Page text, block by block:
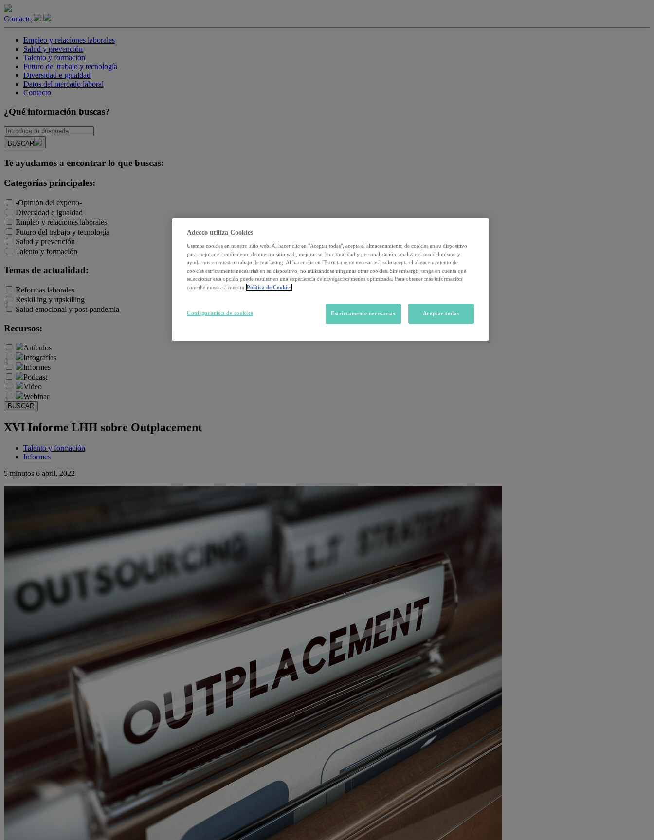
Contacto
Empleo y relaciones laborales
Salud y prevención
Talento y formación
Futuro del trabajo y tecnología
Diversidad e igualdad
Datos del mercado laboral
Contacto
¿Qué información buscas?
BUSCAR
Te ayudamos a encontrar lo que buscas:
Categorías principales:
-Opinión del experto-
Diversidad e igualdad
Empleo y relaciones laborales
Futuro del trabajo y tecnología
Salud y prevención
Talento y formación
Temas de actualidad:
Reformas laborales
Reskilling y upskilling
Salud emocional y post-pandemia
Recursos:
Artículos
Infografías
Informes
Podcast
Video
Webinar
BUSCAR
XVI Informe LHH sobre Outplacement
Talento y formación
Informes
5 minutos 6 abril, 2022
Adecco utiliza Cookies
Usamos cookies en nuestro sitio web. Al hacer clic en "Aceptar todas", acepta el almacenamiento de cookies en su dispositivo
para mejorar el rendimiento de nuestro sitio web, mejorar su funcionalidad y personalización, analizar el uso del mismo y
ayudarnos en nuestro trabajo de marketing. Al hacer clic en "Estrictamente necesarias", solo acepta el almacenamiento de
cookies estrictamente necesarias en su dispositivo, no utilizándose ningunas otras cookies. Sin embargo, tenga en cuenta que
seleccionar esta opción puede resultar en una experiencia de navegación menos optimizada. Para obtener más información,
consulte nuestra a nuestra Política de Cookies
Estrictamente necesarias Aceptar todas
Configuración de cookies